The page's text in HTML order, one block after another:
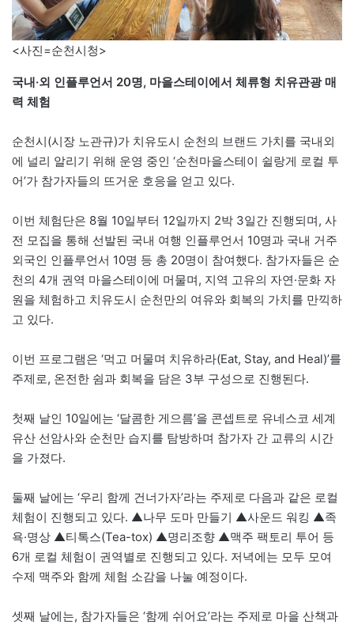
<사진=순천시청>
국내·외 인플루언서 20명, 마을스테이에서 체류형 치유관광 매
력 체험
순천시(시장 노관규)가 치유도시 순천의 브랜드 가치를 국내외
에 널리 알리기 위해 운영 중인 ‘순천마을스테이 쉴랑게 로컬 투
어’가 참가자들의 뜨거운 호응을 얻고 있다.
이번 체험단은 8월 10일부터 12일까지 2박 3일간 진행되며, 사
전 모집을 통해 선발된 국내 여행 인플루언서 10명과 국내 거주
외국인 인플루언서 10명 등 총 20명이 참여했다. 참가자들은 순
천의 4개 권역 마을스테이에 머물며, 지역 고유의 자연·문화 자
원을 체험하고 치유도시 순천만의 여유와 회복의 가치를 만끽하
고 있다.
이번 프로그램은 ‘먹고 머물며 치유하라(Eat, Stay, and Heal)’를
주제로, 온전한 쉼과 회복을 담은 3부 구성으로 진행된다.
첫째 날인 10일에는 ‘달콤한 게으름’을 콘셉트로 유네스코 세계
유산 선암사와 순천만 습지를 탐방하며 참가자 간 교류의 시간
을 가졌다.
둘째 날에는 ‘우리 함께 건너가자’라는 주제로 다음과 같은 로컬
체험이 진행되고 있다. ▲나무 도마 만들기 ▲사운드 워킹 ▲족
욕·명상 ▲티톡스(Tea-tox) ▲명리조향 ▲맥주 팩토리 투어 등
6개 로컬 체험이 권역별로 진행되고 있다. 저녁에는 모두 모여
수제 맥주와 함께 체험 소감을 나눌 예정이다.
셋째 날에는, 참가자들은 ‘함께 쉬어요’라는 주제로 마을 산책과